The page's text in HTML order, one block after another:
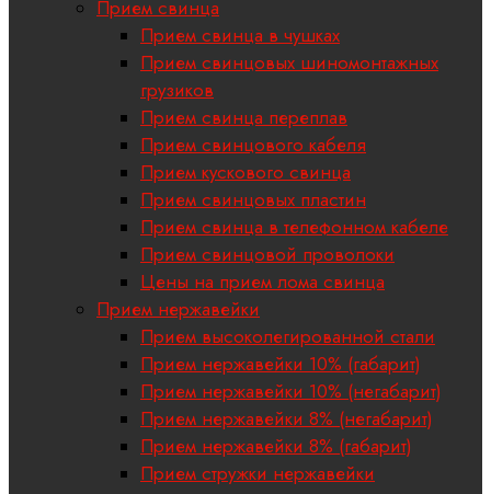
Прием свинца
Прием свинца в чушках
Прием свинцовых шиномонтажных
грузиков
Прием свинца переплав
Прием свинцового кабеля
Прием кускового свинца
Прием свинцовых пластин
Прием свинца в телефонном кабеле
Прием свинцовой проволоки
Цены на прием лома свинца
Прием нержавейки
Прием высоколегированной стали
Прием нержавейки 10% (габарит)
Прием нержавейки 10% (негабарит)
Прием нержавейки 8% (негабарит)
Прием нержавейки 8% (габарит)
Прием стружки нержавейки